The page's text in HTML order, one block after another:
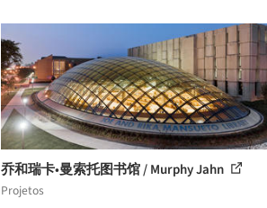
乔和瑞卡•曼索托图书馆 / Murphy Jahn
Projetos